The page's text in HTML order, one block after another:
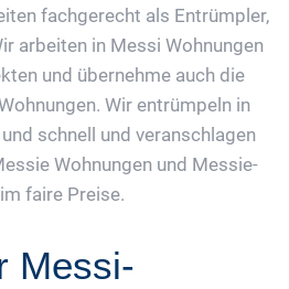
fachgerecht als Entrümpler,
arbeiten in Messi Wohnungen
und übernehme auch die
Wir entrümpeln in
schnell und veranschlagen
Wohnungen und Messie-
faire Preise.
Messi-